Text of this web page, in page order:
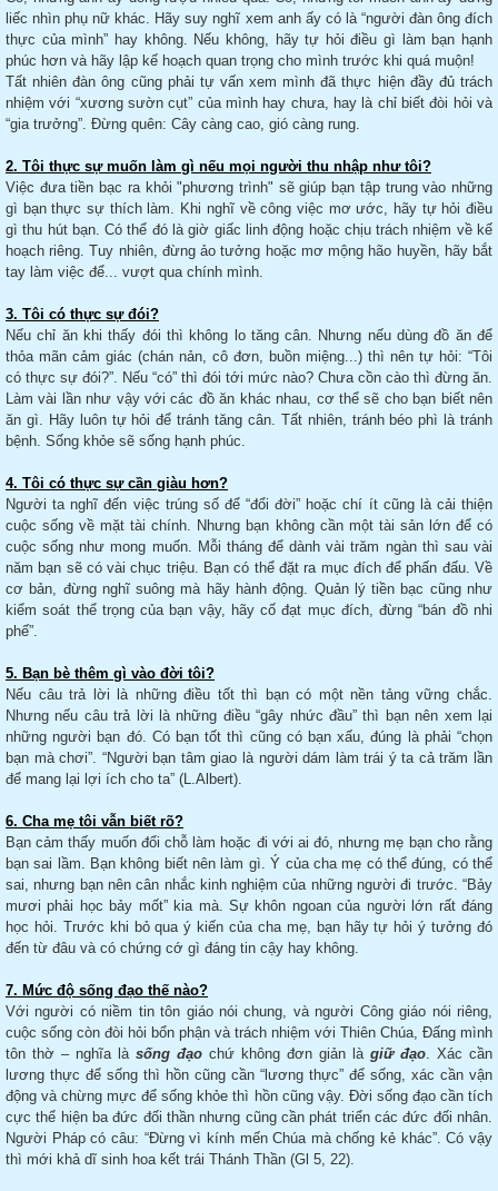
liếc nhìn phụ nữ khác. Hãy suy nghĩ xem anh ấy có là “người đàn ông đích
thực của mình” hay không. Nếu không, hãy tự hỏi điều gì làm bạn hạnh
phúc hơn và hãy lập kế hoạch quan trọng cho mình trước khi quá muộn!
Tất nhiên đàn ông cũng phải tự vấn xem mình đã thực hiện đầy đủ trách
nhiệm với “xương sườn cụt” của mình hay chưa, hay là chỉ biết đòi hỏi và
“gia trưởng”. Đừng quên: Cây càng cao, gió càng rung.
2. Tôi thực sự muốn làm gì nếu mọi người thu nhập như tôi?
Việc đưa tiền bạc ra khỏi "phương trình" sẽ giúp bạn tập trung vào những
gì bạn thực sự thích làm. Khi nghĩ về công việc mơ ước, hãy tự hỏi điều
gì thu hút bạn. Có thể đó là giờ giấc linh động hoặc chịu trách nhiệm về kế
hoạch riêng. Tuy nhiên, đừng ảo tưởng hoặc mơ mộng hão huyền, hãy bắt
tay làm việc để... vượt qua chính mình.
3. Tôi có thực sự đói?
Nếu chỉ ăn khi thấy đói thì không lo tăng cân. Nhưng nếu dùng đồ ăn để
thỏa mãn cảm giác (chán nản, cô đơn, buồn miệng...) thì nên tự hỏi: “Tôi
có thực sự đói?”. Nếu “có” thì đói tới mức nào? Chưa cồn cào thì đừng ăn.
Làm vài lần như vậy với các đồ ăn khác nhau, cơ thể sẽ cho bạn biết nên
ăn gì. Hãy luôn tự hỏi để tránh tăng cân. Tất nhiên, tránh béo phì là tránh
bệnh. Sống khỏe sẽ sống hạnh phúc.
4. Tôi có thực sự cần giàu hơn?
Người ta nghĩ đến việc trúng số để “đổi đời” hoặc chí ít cũng là cải thiện
cuộc sống về mặt tài chính. Nhưng bạn không cần một tài sản lớn để có
cuộc sống như mong muốn. Mỗi tháng để dành vài trăm ngàn thì sau vài
năm bạn sẽ có vài chục triệu. Bạn có thể đặt ra mục đích để phấn đấu. Về
cơ bản, đừng nghĩ suông mà hãy hành động. Quản lý tiền bạc cũng như
kiểm soát thể trọng của bạn vậy, hãy cố đạt mục đích, đừng “bán đồ nhi
phế”.
5. Bạn bè thêm gì vào đời tôi?
Nếu câu trả lời là những điều tốt thì bạn có một nền tảng vững chắc.
Nhưng nếu câu trả lời là những điều “gây nhức đầu” thì bạn nên xem lại
những người bạn đó. Có bạn tốt thì cũng có bạn xấu, đúng là phải “chọn
bạn mà chơi”. “Người bạn tâm giao là người dám làm trái ý ta cả trăm lần
để mang lại lợi ích cho ta” (L.Albert).
6. Cha mẹ tôi vẫn biết rõ?
Bạn cảm thấy muốn đổi chỗ làm hoặc đi với ai đó, nhưng mẹ bạn cho rằng
bạn sai lầm. Bạn không biết nên làm gì. Ý của cha mẹ có thể đúng, có thể
sai, nhưng bạn nên cân nhắc kinh nghiệm của những người đi trước. “Bảy
mươi phải học bảy mốt” kia mà. Sự khôn ngoan của người lớn rất đáng
học hỏi. Trước khi bỏ qua ý kiến của cha mẹ, bạn hãy tự hỏi ý tưởng đó
đến từ đâu và có chứng cớ gì đáng tin cậy hay không.
7. Mức độ sống đạo thế nào?
Với người có niềm tin tôn giáo nói chung, và người Công giáo nói riêng,
cuộc sống còn đòi hỏi bổn phận và trách nhiệm với Thiên Chúa, Đấng mình
tôn thờ – nghĩa là sống đạo chứ không đơn giản là giữ đạo. Xác cần
lương thực để sống thì hồn cũng cần “lương thực” để sống, xác cần vận
động và chừng mực để sống khỏe thì hồn cũng vậy. Đời sống đạo cần tích
cực thể hiện ba đức đối thần nhưng cũng cần phát triển các đức đối nhân.
Người Pháp có câu: “Đừng vì kính mến Chúa mà chống kẻ khác”. Có vậy
thì mới khả dĩ sinh hoa kết trái Thánh Thần (Gl 5, 22).